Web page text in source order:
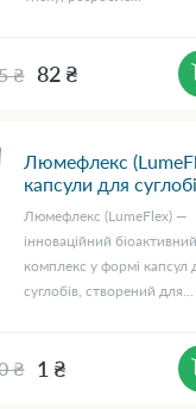
₴ 82 ₴
Люмефлекс
капсули для
Люмефлекс (LumeFlex) —
інноваційний біоактивний
комплекс у формі капсул
суглобів, створений для...
₴ 1 ₴